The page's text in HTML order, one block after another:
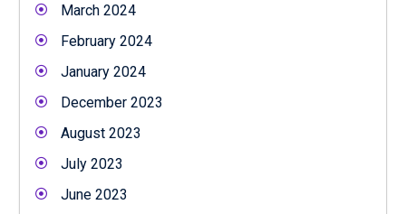
March 2024
February 2024
January 2024
December 2023
August 2023
July 2023
June 2023